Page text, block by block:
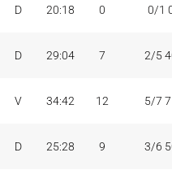
D 20:18 0 0/1
D 29:04 7 2/5
V 34:42 12 5/7
D 25:28 9 3/6